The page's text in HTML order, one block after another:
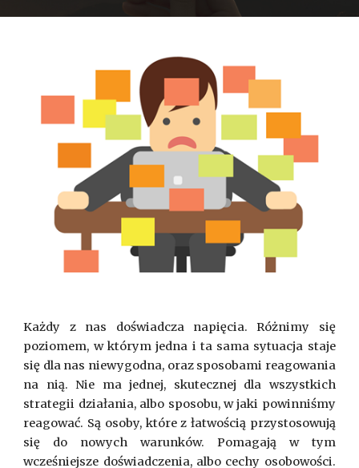
Każdy z nas doświadcza napięcia. Różnimy się
poziomem, w którym jedna i ta sama sytuacja staje
się dla nas niewygodna, oraz sposobami reagowania
na nią. Nie ma jednej, skutecznej dla wszystkich
strategii działania, albo sposobu, w jaki powinniśmy
reagować. Są osoby, które z łatwością przystosowują
się do nowych warunków. Pomagają w tym
wcześniejsze doświadczenia, albo cechy osobowości.